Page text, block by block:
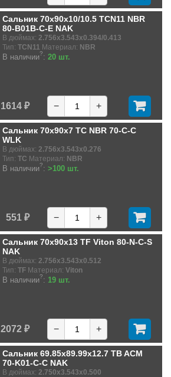
Сальник 70x90x10/10.5 TCN11 NBR
80-B01B-C-E NAK
В дюймах: 2.756x3.543x0.394/0.413
Тип: TCN11 Материал: NBR
В наличии?: 20 шт.
1614 ₽ − +
Сальник 70x90x7 TC NBR 70-C-C
WLK
В дюймах: 2.756x3.543x0.276
Тип: TC Материал: NBR
В наличии?: >100 шт.
551 ₽ − +
Сальник 70x90x13 TF Viton 80-N-C-S
NAK
В дюймах: 2.756x3.543x0.512
Тип: TF Материал: Viton
В наличии?: 19 шт.
2072 ₽ − +
Сальник 69.85x89.99x12.7 TB ACM
70-K01-C-C NAK
В дюймах: 2.750x3.543x0.500